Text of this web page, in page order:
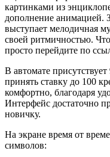
картинками из
дополнение анимацией.
выступает мелодичная
своей ритмичностью.
просто перейдите по
В автомате
принять ставку до 100
комфортно, благодаря
Интерфейс достаточно
новичку.
На экране время от
символов: